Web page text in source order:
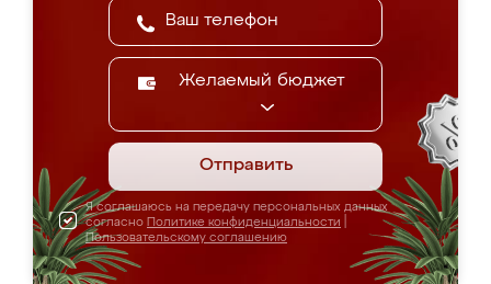
Желаемый бюджет
Отправить
Я соглашаюсь на передачу персональных данных
согласно Политике конфиденциальности
Пользовательскому соглашению